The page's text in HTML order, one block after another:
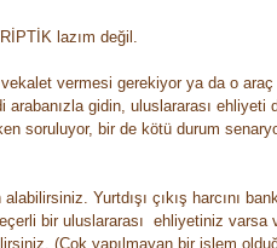
lazım değil.
vermesi gerekiyor ya da o araç
gidin, uluslararası ehliyeti
soruluyor, bir de kötü durum
alabilirsiniz. Yurtdışı çıkış harcını
bir uluslararası  ehliyetiniz varsa
(Çok yapılmayan bir işlem